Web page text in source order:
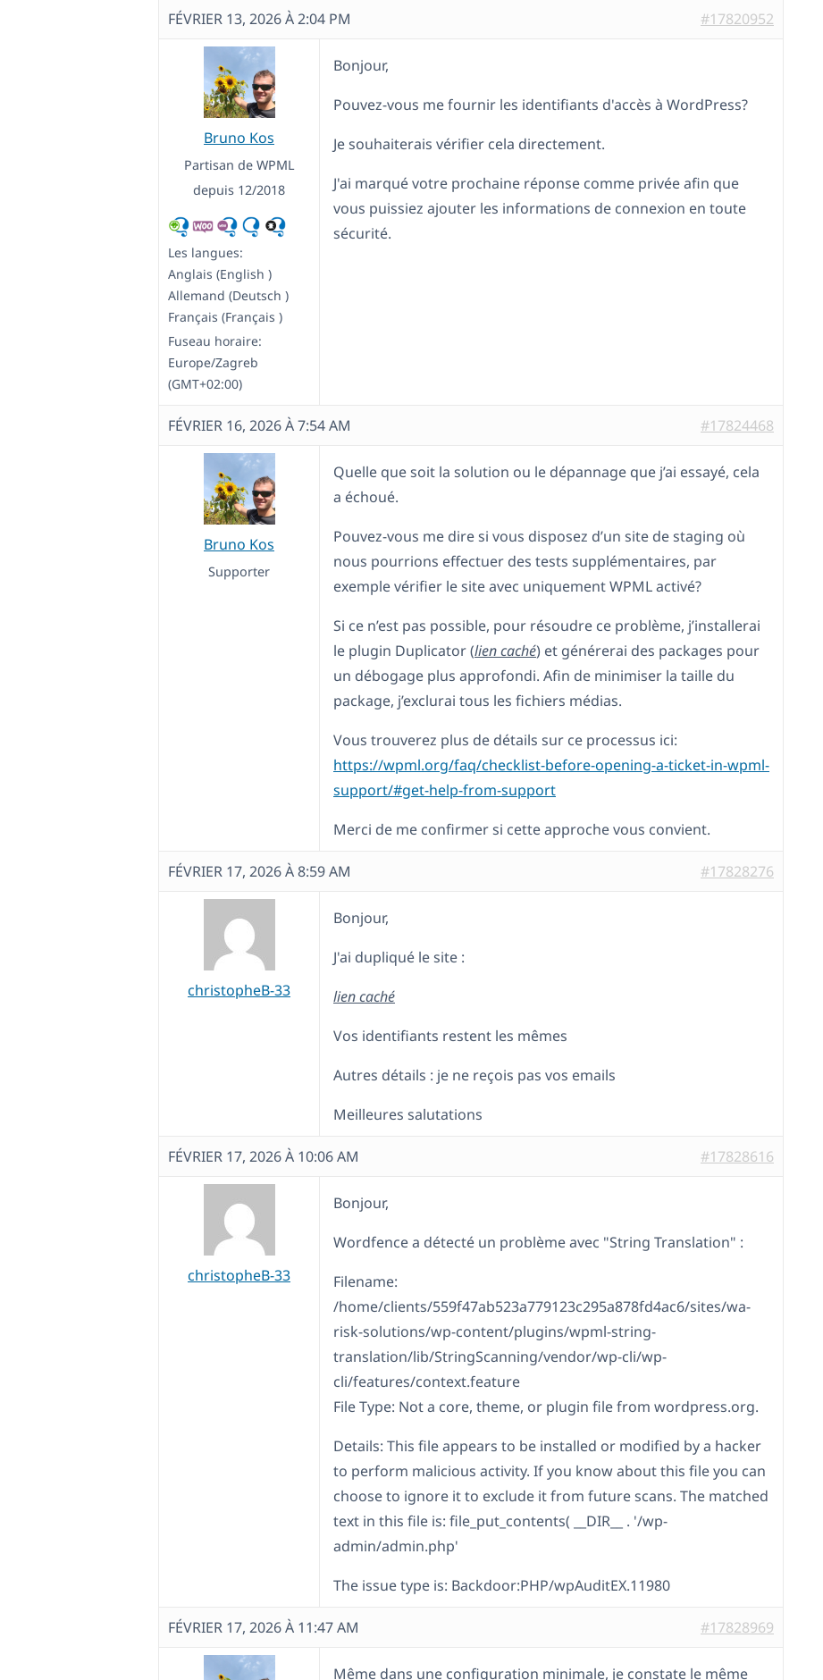
FÉVRIER 13, 2026 À 2:04 PM #17820952
Bruno Kos
Partisan de WPML
depuis 12/2018
Les langues:
Anglais (English )
Allemand (Deutsch )
Français (Français )
Fuseau horaire:
Europe/Zagreb
(GMT+02:00)
Bonjour,
Pouvez-vous me fournir les identifiants d'accès à WordPress?
Je souhaiterais vérifier cela directement.
J'ai marqué votre prochaine réponse comme privée afin que
vous puissiez ajouter les informations de connexion en toute
sécurité.
FÉVRIER 16, 2026 À 7:54 AM #17824468
Bruno Kos
Supporter
Quelle que soit la solution ou le dépannage que j’ai essayé, cela
a échoué.
Pouvez-vous me dire si vous disposez d’un site de staging où
nous pourrions effectuer des tests supplémentaires, par
exemple vérifier le site avec uniquement WPML activé?
Si ce n’est pas possible, pour résoudre ce problème, j’installerai
le plugin Duplicator (lien caché) et générerai des packages pour
un débogage plus approfondi. Afin de minimiser la taille du
package, j’exclurai tous les fichiers médias.
Vous trouverez plus de détails sur ce processus ici:
https://wpml.org/faq/checklist-before-opening-a-ticket-in-wpml-
support/#get-help-from-support
Merci de me confirmer si cette approche vous convient.
FÉVRIER 17, 2026 À 8:59 AM #17828276
christopheB-33
Bonjour,
J'ai dupliqué le site :
lien caché
Vos identifiants restent les mêmes
Autres détails : je ne reçois pas vos emails
Meilleures salutations
FÉVRIER 17, 2026 À 10:06 AM #17828616
christopheB-33
Bonjour,
Wordfence a détecté un problème avec "String Translation" :
Filename:
/home/clients/559f47ab523a779123c295a878fd4ac6/sites/wa-
risk-solutions/wp-content/plugins/wpml-string-
translation/lib/StringScanning/vendor/wp-cli/wp-
cli/features/context.feature
File Type: Not a core, theme, or plugin file from wordpress.org.
Details: This file appears to be installed or modified by a hacker
to perform malicious activity. If you know about this file you can
choose to ignore it to exclude it from future scans. The matched
text in this file is: file_put_contents( __DIR__ . '/wp-
admin/admin.php'
The issue type is: Backdoor:PHP/wpAuditEX.11980
FÉVRIER 17, 2026 À 11:47 AM #17828969
Même dans une configuration minimale, je constate le même